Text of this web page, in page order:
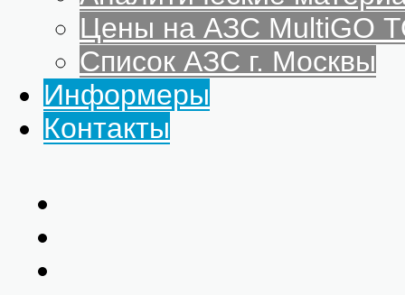
Цены на АЗС MultiGO
Список АЗС г. Москвы
Информеры
Контакты